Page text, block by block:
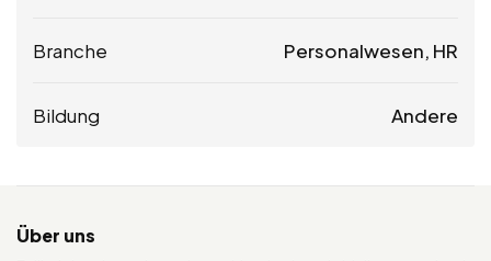
Branche Personalwesen, HR
Bildung Andere
Über uns